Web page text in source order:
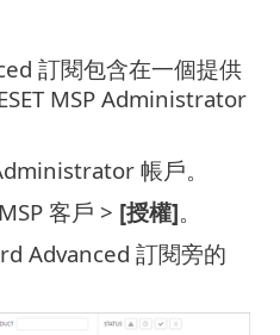
訂閱包含在一個提供
MSP Administrator
帳戶。
客戶 > [授權]。
Advanced 訂閱旁的